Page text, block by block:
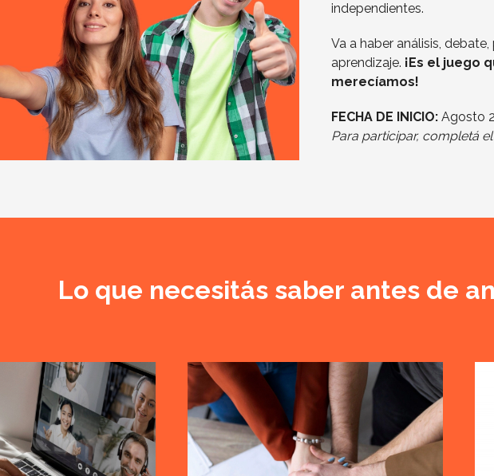
independientes.
Va a haber análisis,
aprendizaje. ¡Es el juego
merecíamos!
FECHA DE INICIO: Agosto
Para participar, completá
Lo que necesitás saber antes de